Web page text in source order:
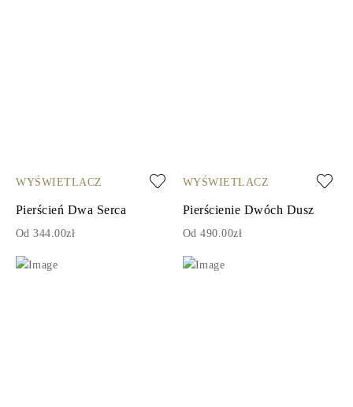
WYŚWIETLACZ
Pierścień Dwa Serca
Od 344.00zł
WYŚWIETLACZ
Pierścienie Dwóch Dusz
Od 490.00zł